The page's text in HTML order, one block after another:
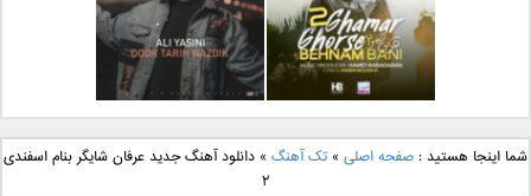
دانلود آهنگ جدید بهنام
بانی بنام قرص قمر 2
دانلود آهنگ جدید علی
یاسینی بنام دورترین نزدیک
شما اینجا هستید :صفحه اصلی »تک آهنگ »دانلود آهنگ جدید عرفان شایگر بنام اسفندی
۲